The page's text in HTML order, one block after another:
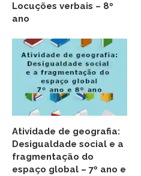
Locuções verbais – 8º
ano
Atividade de geografia:
Desigualdade social e a
fragmentação do
espaço global – 7º ano e